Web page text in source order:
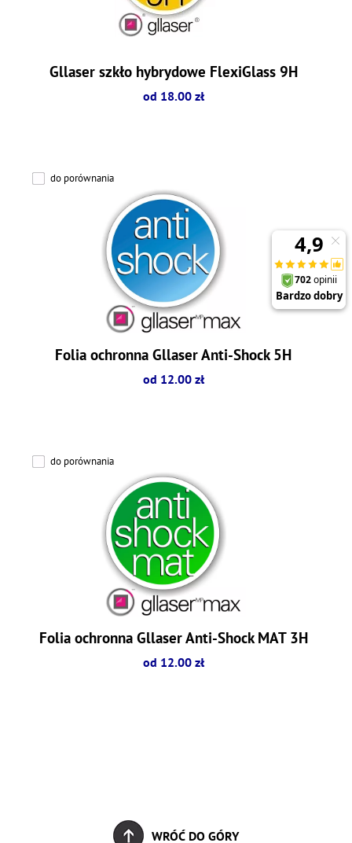
Gllaser szkło hybrydowe FlexiGlass 9H
od 18.00 zł
do porównania
Folia ochronna Gllaser Anti-Shock 5H
od 12.00 zł
do porównania
Folia ochronna Gllaser Anti-Shock MAT 3H
od 12.00 zł
WRÓĆ DO GÓRY